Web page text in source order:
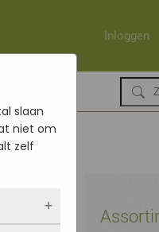
Inloggen
slaan
niet om
zelf